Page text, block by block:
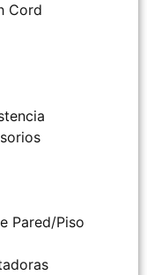
Cord
Pared/Piso